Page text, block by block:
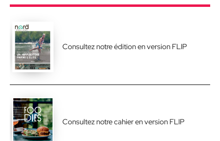
Consultez notre édition en version FLIP
Consultez notre cahier en version FLIP